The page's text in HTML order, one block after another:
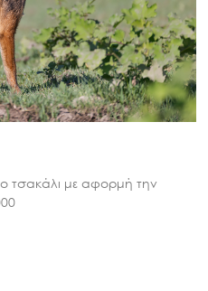
τσακάλι με αφορμή την